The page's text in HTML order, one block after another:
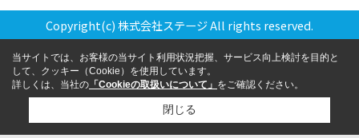
Copyright(c) 株式会社ステージ All rights reserved.
当サイトでは、お客様の当サイト利用状況把握、サービス向上検討を目的と
して、クッキー（Cookie）を使用しています。
詳しくは、当社の 「Cookieの取扱いについて」 をご確認ください。
閉じる